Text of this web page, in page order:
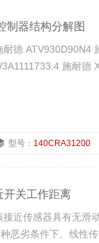
制器结构分解图
德 ATV930D90N4
施耐德
型号： 140CRA31200
开关工作距离
近传感器具有无滑
恶劣条件下。线性